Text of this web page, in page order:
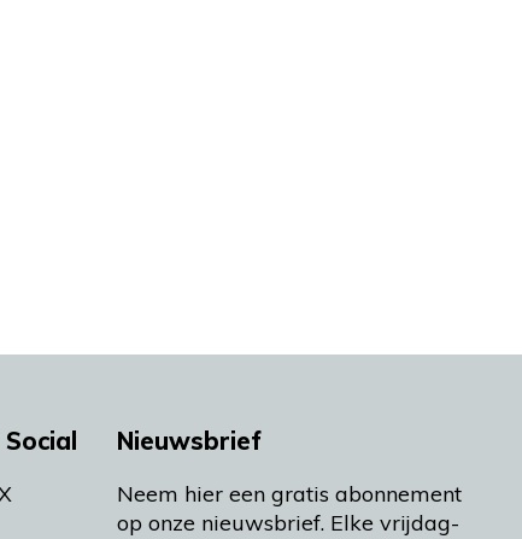
Nieuwsbrief
Neem hier een gratis abonnement
op onze nieuwsbrief. Elke vrijdag-